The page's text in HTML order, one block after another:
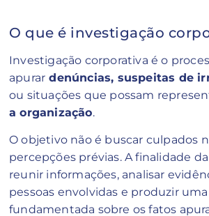
O que é investigação
Investigação corporativa é o
apurar denúncias, suspeitas de
ou situações que possam
a organização.
O objetivo não é buscar culpados
percepções prévias. A finalidade
reunir informações, analisar
pessoas envolvidas e produzir
fundamentada sobre os fatos